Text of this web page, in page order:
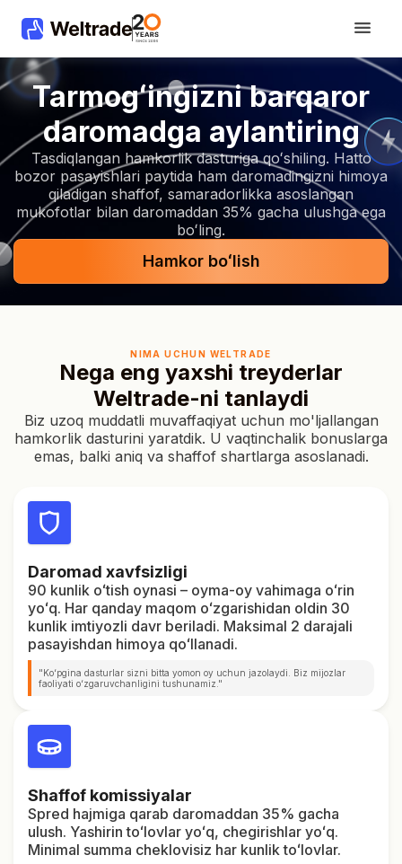
Tarmogʻingizni barqaror
daromadga aylantiring
Tasdiqlangan hamkorlik dasturiga qoʻshiling. Hatto
bozor pasayishlari paytida ham daromadingizni himoya
qiladigan shaffof, samaradorlikka asoslangan
mukofotlar bilan daromaddan 35% gacha ulushga ega
boʻling.
Hamkor boʻlish
NIMA UCHUN WELTRADE
Nega eng yaxshi treyderlar
Weltrade-ni tanlaydi
Biz uzoq muddatli muvaffaqiyat uchun mo'ljallangan
hamkorlik dasturini yaratdik. U vaqtinchalik bonuslarga
emas, balki aniq va shaffof shartlarga asoslanadi.
Daromad xavfsizligi
90 kunlik oʻtish oynasi – oyma-oy vahimaga oʻrin
yoʻq. Har qanday maqom oʻzgarishidan oldin 30
kunlik imtiyozli davr beriladi. Maksimal 2 darajali
pasayishdan himoya qoʻllanadi.
"Koʻpgina dasturlar sizni bitta yomon oy uchun jazolaydi. Biz mijozlar
faoliyati oʻzgaruvchanligini tushunamiz."
Shaffof komissiyalar
Spred hajmiga qarab daromaddan 35% gacha
ulush. Yashirin toʻlovlar yoʻq, chegirishlar yoʻq.
Minimal summa cheklovisiz har kunlik toʻlovlar.